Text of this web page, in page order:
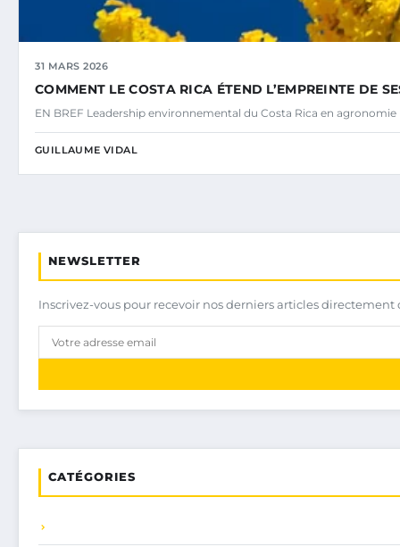
31 MARS 2026
COMMENT LE COSTA RICA ÉTEND L’EMPREINTE DE
EN BREF Leadership environnemental du Costa Rica en
GUILLAUME VIDAL
NEWSLETTER
Inscrivez-vous pour recevoir nos derniers articles
CATÉGORIES